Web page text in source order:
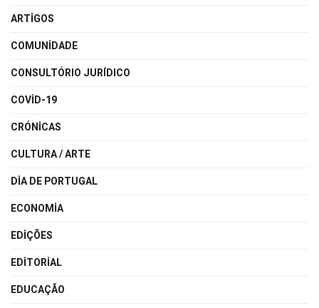
ARTIGOS
COMUNIDADE
CONSULTÓRIO JURÍDICO
COVID-19
CRÓNICAS
CULTURA / ARTE
DIA DE PORTUGAL
ECONOMIA
EDIÇÕES
EDITORIAL
EDUCAÇÃO